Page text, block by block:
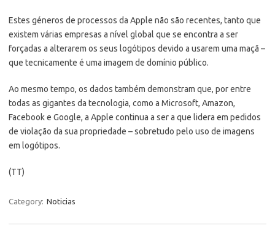
Estes géneros de processos da Apple não são recentes, tanto que
existem várias empresas a nível global que se encontra a ser
forçadas a alterarem os seus logótipos devido a usarem uma maçã –
que tecnicamente é uma imagem de domínio público.
Ao mesmo tempo, os dados também demonstram que, por entre
todas as gigantes da tecnologia, como a Microsoft, Amazon,
Facebook e Google, a Apple continua a ser a que lidera em pedidos
de violação da sua propriedade – sobretudo pelo uso de imagens
em logótipos.
(TT)
Category: Noticias